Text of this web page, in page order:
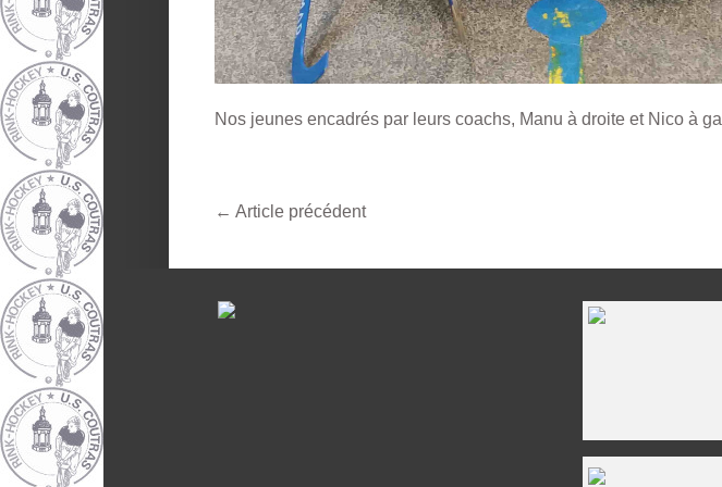
Nos jeunes encadrés par leurs coachs, Manu à droite et Nico à
← Article précédent